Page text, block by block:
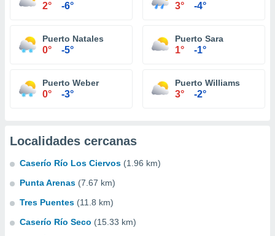
2° -6° 3° -4°
Puerto Natales
0° -5°
Puerto Sara
1° -1°
Puerto Weber
0° -3°
Puerto Williams
3° -2°
Localidades cercanas
Caserío Río Los Ciervos (1.96 km)
Punta Arenas (7.67 km)
Tres Puentes (11.8 km)
Caserío Río Seco (15.33 km)